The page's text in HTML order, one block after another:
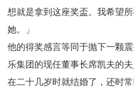
想就是拿到这座奖盃。我希望
她。」
他的得奖感言等同于抛下一颗
乐集团的现任董事长席凯夫的
在二十几岁时就结婚了，还时